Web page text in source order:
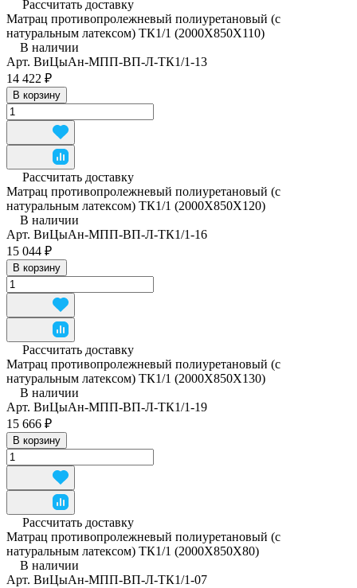
Рассчитать доставку
Матрац противопролежневый полиуретановый (с
натуральным латексом) ТК1/1 (2000Х850Х110)
В наличии
Арт. ВиЦыАн-МПП-ВП-Л-ТК1/1-13
14 422 ₽
В корзину
Рассчитать доставку
Матрац противопролежневый полиуретановый (с
натуральным латексом) ТК1/1 (2000Х850Х120)
В наличии
Арт. ВиЦыАн-МПП-ВП-Л-ТК1/1-16
15 044 ₽
В корзину
Рассчитать доставку
Матрац противопролежневый полиуретановый (с
натуральным латексом) ТК1/1 (2000Х850Х130)
В наличии
Арт. ВиЦыАн-МПП-ВП-Л-ТК1/1-19
15 666 ₽
В корзину
Рассчитать доставку
Матрац противопролежневый полиуретановый (с
натуральным латексом) ТК1/1 (2000Х850Х80)
В наличии
Арт. ВиЦыАн-МПП-ВП-Л-ТК1/1-07